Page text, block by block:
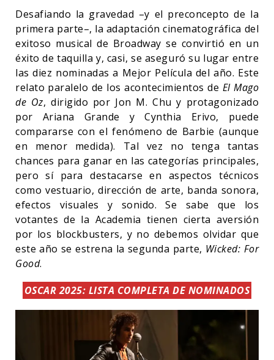
Desafiando la gravedad –y el preconcepto de la
primera parte–, la adaptación cinematográfica del
exitoso musical de Broadway se convirtió en un
éxito de taquilla y, casi, se aseguró su lugar entre
las diez nominadas a Mejor Película del año. Este
relato paralelo de los acontecimientos de El Mago
de Oz, dirigido por Jon M. Chu y protagonizado
por Ariana Grande y Cynthia Erivo, puede
compararse con el fenómeno de Barbie (aunque
en menor medida). Tal vez no tenga tantas
chances para ganar en las categorías principales,
pero sí para destacarse en aspectos técnicos
como vestuario, dirección de arte, banda sonora,
efectos visuales y sonido. Se sabe que los
votantes de la Academia tienen cierta aversión
por los blockbusters, y no debemos olvidar que
este año se estrena la segunda parte, Wicked: For
Good.
OSCAR 2025: LISTA COMPLETA DE NOMINADOS